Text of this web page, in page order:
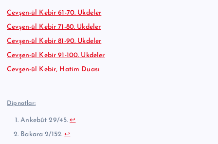
Cevşen-ül Kebir 61-70. Ukdeler
Cevşen-ül Kebir 71-80. Ukdeler
Cevşen-ül Kebir 81-90. Ukdeler
Cevşen-ül Kebir 91-100. Ukdeler
Cevşen-ül Kebir, Hatim Duası
Dipnotlar:
Ankebût 29/45.↩︎
Bakara 2/152.↩︎